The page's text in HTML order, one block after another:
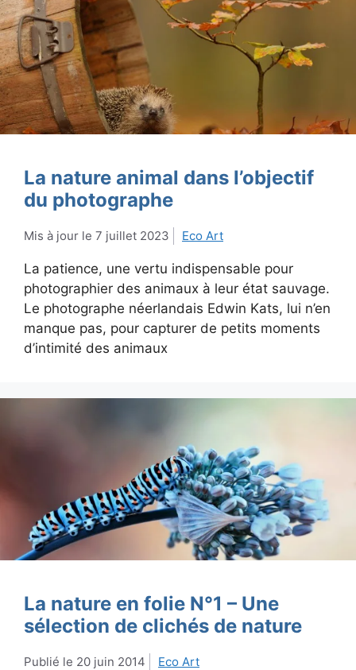
La nature animal dans l’objectif
du photographe
7 juillet 2023 Eco Art
La patience, une vertu indispensable pour
photographier des animaux à leur état sauvage.
Le photographe néerlandais Edwin Kats, lui n’en
manque pas, pour capturer de petits moments
d’intimité des animaux
La nature en folie N°1 – Une
sélection de clichés de nature
20 juin 2014 Eco Art